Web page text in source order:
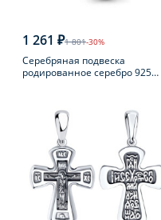
1 261 ₽1 801-30%
Серебряная подвеска
родированное серебро 925